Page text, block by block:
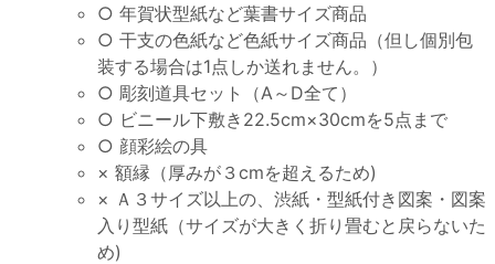
○ 年賀状型紙など葉書サイズ商品
○ 干支の色紙など色紙サイズ商品（但し個別包
装する場合は1点しか送れません。）
○ 彫刻道具セット（A～D全て）
○ ビニール下敷き22.5cm×30cmを5点まで
○ 顔彩絵の具
× 額縁（厚みが３cmを超えるため)
× Ａ３サイズ以上の、渋紙・型紙付き図案・図案
入り型紙（サイズが大きく折り畳むと戻らないた
め)